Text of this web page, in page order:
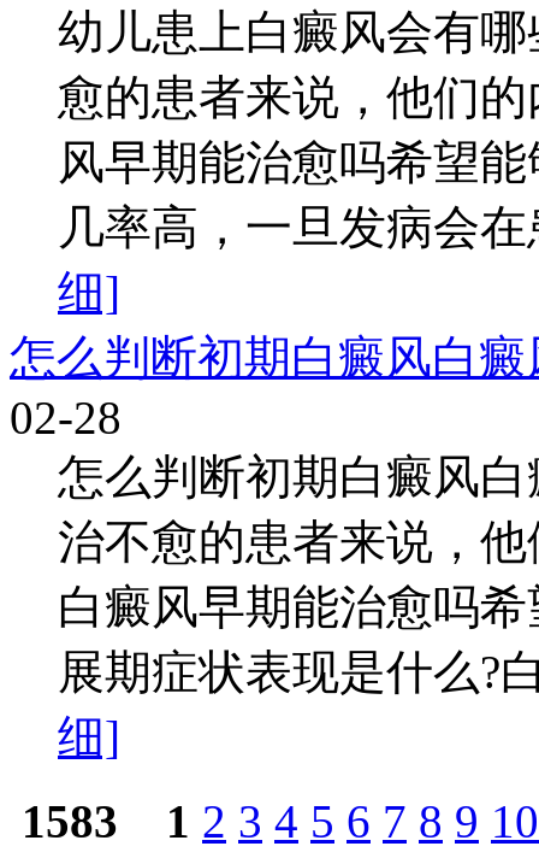
幼儿患上白癜风会有
愈的患者来说，他们
风早期能治愈吗希望
几率高，一旦发病会
细]
怎么判断初期白癜风白
02-28
怎么判断初期白癜风
治不愈的患者来说，
白癜风早期能治愈吗
展期症状表现是什么?
细]
1583
1 2 3 4 5 6 7 8 9 10